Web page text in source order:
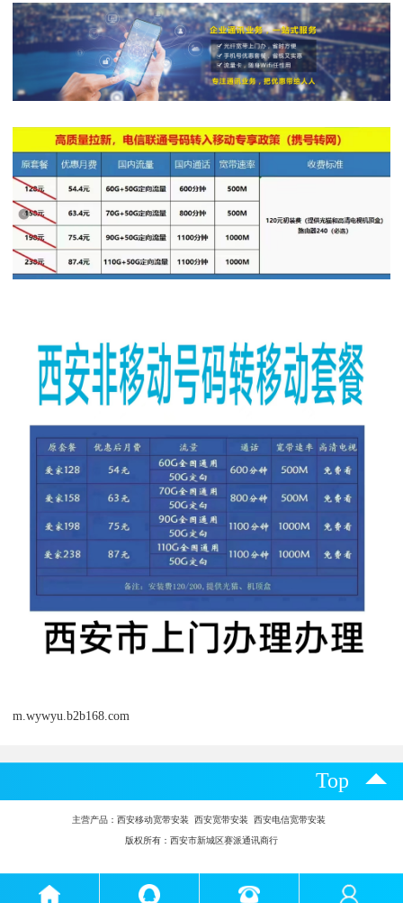
m.wywyu.b2b168.com
Top
主营产品： 西安移动宽带安装 西安宽带安装 西安电信宽带安装
版权所有：西安市新城区赛派通讯商行